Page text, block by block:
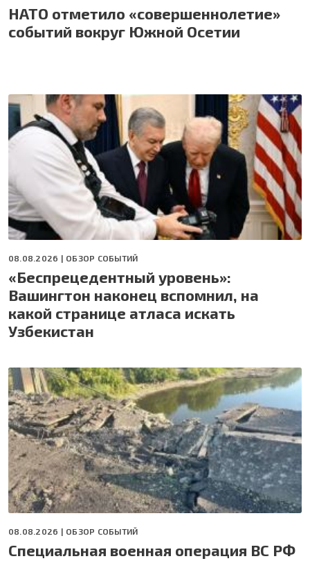
НАТО отметило «совершеннолетие»
событий вокруг Южной Осетии
08.08.2026 | ОБЗОР СОБЫТИЙ
«Беспрецедентный уровень»:
Вашингтон наконец вспомнил, на
какой странице атласа искать
Узбекистан
08.08.2026 | ОБЗОР СОБЫТИЙ
Специальная военная операция ВС РФ